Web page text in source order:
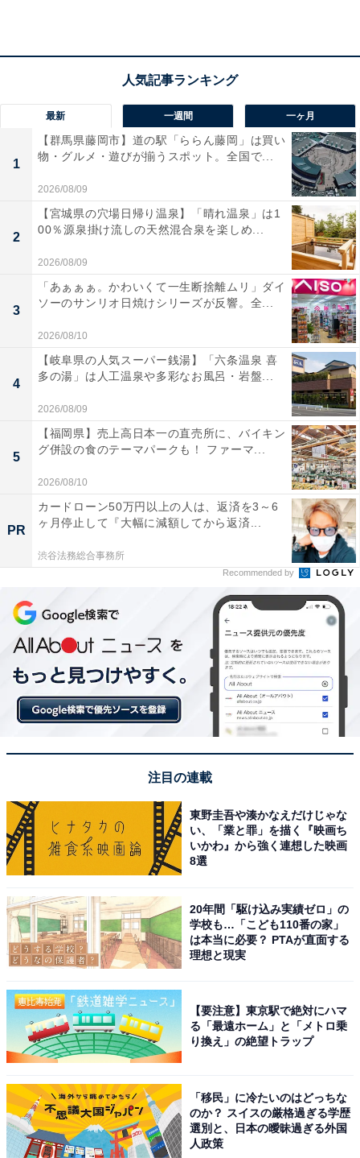
し重く、持ち歩きには向かない」との声も。デスク環境
を美しく整えたい人や、複数のガジェットを急速充電し
たい人は、購入を検討してみてもよいかもしれません。
【Amazonお買い得情報】ロジクール「ゲー
ミングマウス」が特別価格で登場中【6月9
日】
【今日チェックしたい】Ankerの人気商品5選
Amazonで見る
Anker「A121A」
Anker Nano Charger (70W, 3 Ports) ブラック
Amazonで見る
最新 一週間 一ヶ月
1
【群馬県藤岡市】道の駅「ららん藤岡」は買い
物・グルメ・遊びが揃うスポット。全国で...
2026/08/09
2
【宮城県の穴場日帰り温泉】「晴れ温泉」は1
00％源泉掛け流しの天然混合泉を楽しめ...
2026/08/09
3
「あぁぁぁ。かわいくて一生断捨離ムリ」ダイ
ソーのサンリオ日焼けシリーズが反響。全...
2026/08/10
4
【岐阜県の人気スーパー銭湯】「六条温泉 喜
多の湯」は人工温泉や多彩なお風呂・岩盤...
2026/08/09
5
【福岡県】売上高日本一の直売所に、バイキン
グ併設の食のテーマパークも！ ファーマ...
2026/08/10
PR
カードローン50万円以上の人は、返済を3～6
ヶ月停止して『大幅に減額してから返済...
渋谷法務総合事務所
Recommended by
注目の連載
東野圭吾や湊かなえだけじゃな
い、「業と罪」を描く『映画ち
いかわ』から強く連想した映画
8選
20年間「駆け込み実績ゼロ」の
学校も…「こども110番の家」
は本当に必要？ PTAが直面する
理想と現実
【要注意】東京駅で絶対にハマ
る「最遠ホーム」と「メトロ乗
り換え」の絶望トラップ
「移民」に冷たいのはどっちな
のか？ スイスの厳格過ぎる学歴
選別と、日本の曖昧過ぎる外国
人政策